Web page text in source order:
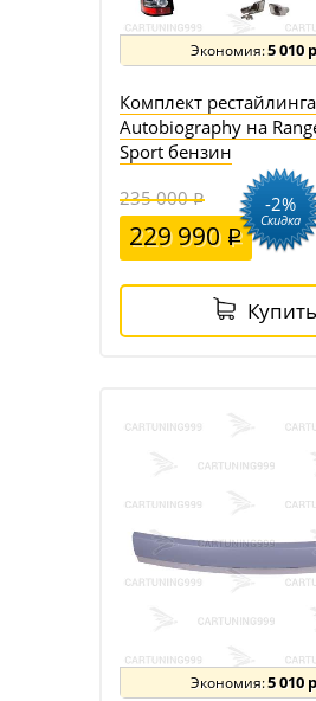
5 010
Комплект рестайлинга
Autobiography на
Sport бензин
235 000
229 990
-2%
Скидка
Купить
5 010